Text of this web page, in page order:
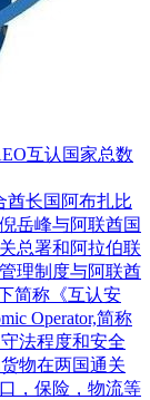
互认国家总数
酋长国阿布扎比
岳峰与阿联酋国
总署和阿拉伯联
理制度与阿联酋
简称《互认安
Operator,简称
法程度和安全
物在两国通关
，保险，物流等